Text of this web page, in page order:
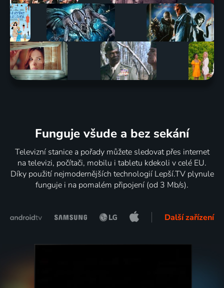
Funguje všude a bez sekání
Televizní stanice a pořady můžete sledovat přes internet
na televizi, počítači, mobilu i tabletu kdekoli v celé EU.
Díky použití nejmodernějších technologií Lepší.TV plynule
funguje i na pomalém připojení (od 3 Mb/s).
Další zařízení